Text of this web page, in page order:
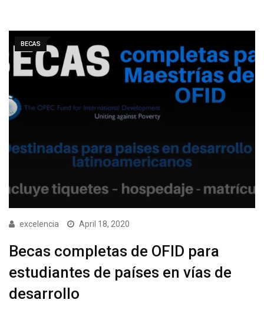
BECAS
excelencia April 18, 2020
Becas completas de OFID para
estudiantes de países en vías de
desarrollo